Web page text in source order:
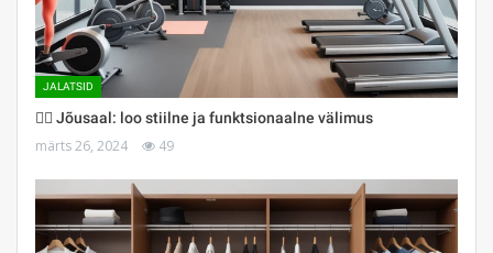
JALATSID
🏋️‍♀️ Jõusaal: loo stiilne ja funktsionaalne välimus
märts 26, 2024 49